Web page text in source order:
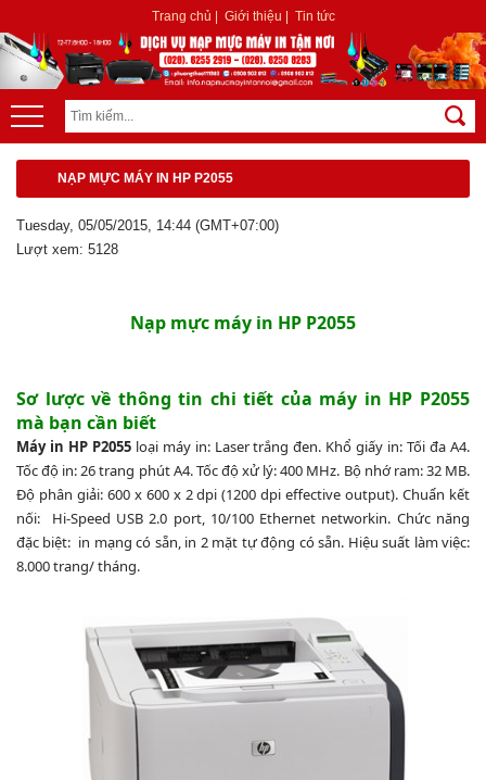
Trang chủ Giới thiệu Tin tức
NẠP MỰC MÁY IN HP P2055
Tuesday, 05/05/2015, 14:44 (GMT+07:00)
Lượt xem: 5128
Nạp mực máy in HP P2055
Sơ lược về thông tin chi tiết của máy in HP P2055
mà bạn cần biết
Máy in HP P2055 loại máy in: Lasertrắng đen. Khổ giấy in: Tối đa A4.
Tốc độ in: 26 trang phút A4. Tốc độ xử lý: 400 MHz. Bộ nhớ ram: 32 MB.
Độ phân giải: 600 x 600 x 2 dpi (1200 dpi effective output). Chuẩn kết
nối: Hi-Speed USB 2.0 port, 10/100 Ethernet networkin. Chức năng
đặc biệt: in mạng có sẵn, in 2 mặt tự động có sẵn. Hiệu suất làm việc:
8.000 trang/ tháng.